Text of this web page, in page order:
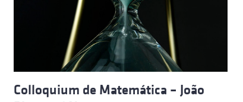
Colloquium de Matemática – João